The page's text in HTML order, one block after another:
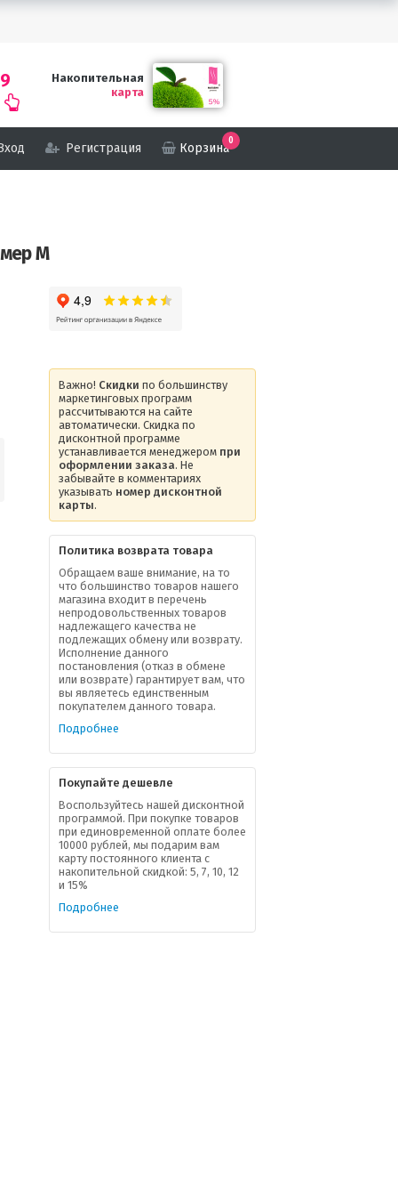
Накопительная
карта
Регистрация Корзина
0
М
Важно! Скидки по большинству
маркетинговых программ
рассчитываются на сайте
автоматически. Скидка по
дисконтной программе
устанавливается менеджером при
оформлении заказа. Не
забывайте в комментариях
указывать номер дисконтной
карты.
Политика возврата товара
Обращаем ваше внимание, на то
что большинство товаров нашего
магазина входит в перечень
непродовольственных товаров
надлежащего качества не
подлежащих обмену или возврату.
Исполнение данного
постановления (отказ в обмене
или возврате) гарантирует вам, что
вы являетесь единственным
покупателем данного товара.
Подробнее
Покупайте дешевле
Воспользуйтесь нашей дисконтной
программой. При покупке товаров
при единовременной оплате более
10000 рублей, мы подарим вам
карту постоянного клиента с
накопительной скидкой: 5, 7, 10, 12
и 15%
Подробнее